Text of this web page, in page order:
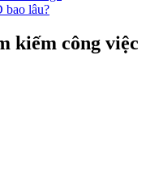
lâu?
kiếm công việc